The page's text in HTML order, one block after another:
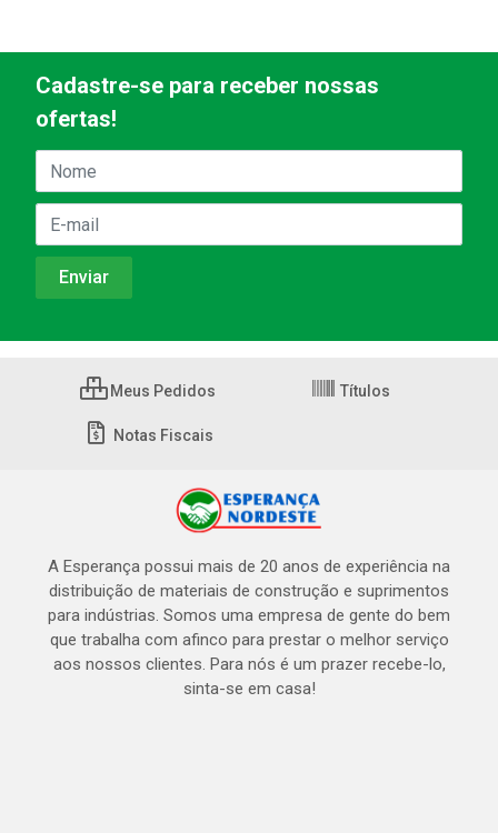
Cadastre-se para receber nossas
ofertas!
Meus Pedidos Títulos
Notas Fiscais
A Esperança possui mais de 20 anos de experiência na
distribuição de materiais de construção e suprimentos
para indústrias. Somos uma empresa de gente do bem
que trabalha com afinco para prestar o melhor serviço
aos nossos clientes. Para nós é um prazer recebe-lo,
sinta-se em casa!